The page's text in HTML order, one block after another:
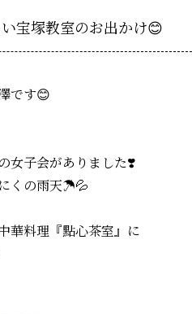
宝塚教室のお出かけ😊
です😊
女子会がありました❣️
くの雨天☂️💦
華料理『點心茶室』に